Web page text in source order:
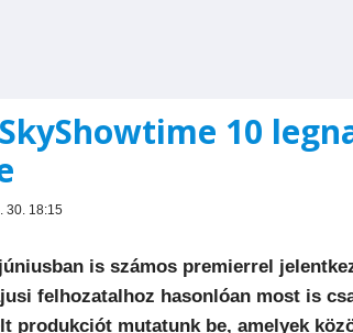
SkyShowtime 10
30. 18:15
is számos premierrel
felhozatalhoz hasonlóan most is
produkciót mutatunk be, amelyek